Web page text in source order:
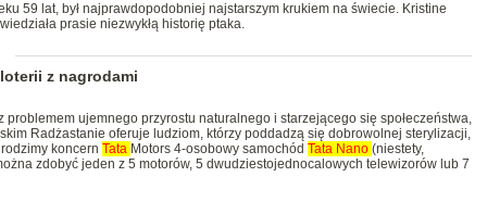
59 lat, był najprawdopodobniej najstarszym krukiem na świecie. Kristine
prasie niezwykłą historię ptaka.
z nagrodami
ujemnego przyrostu naturalnego i starzejącego się społeczeństwa,
Radżastanie oferuje ludziom, którzy poddadzą się dobrowolnej sterylizacji,
koncern Tata Motors 4-osobowy samochód Tata Nano (niestety,
zdobyć jeden z 5 motorów, 5 dwudziestojednocalowych telewizorów lub 7